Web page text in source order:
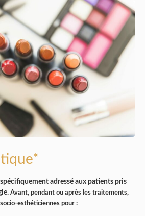
adressé aux patients pris
Avant, pendant ou après les traitements,
esthéticiennes pour :